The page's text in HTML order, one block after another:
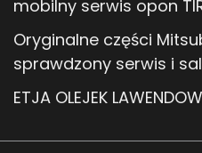
mobilny serwis opon
Oryginalne części
sprawdzony serwis i
ETJA OLEJEK